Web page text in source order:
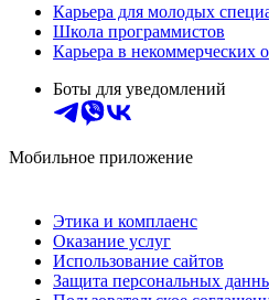
Карьера для молодых
Школа программистов
Карьера в некоммерческих
Боты для уведомлений
Мобильное приложение
Этика и комплаенс
Оказание услуг
Использование сайтов
Защита персональных